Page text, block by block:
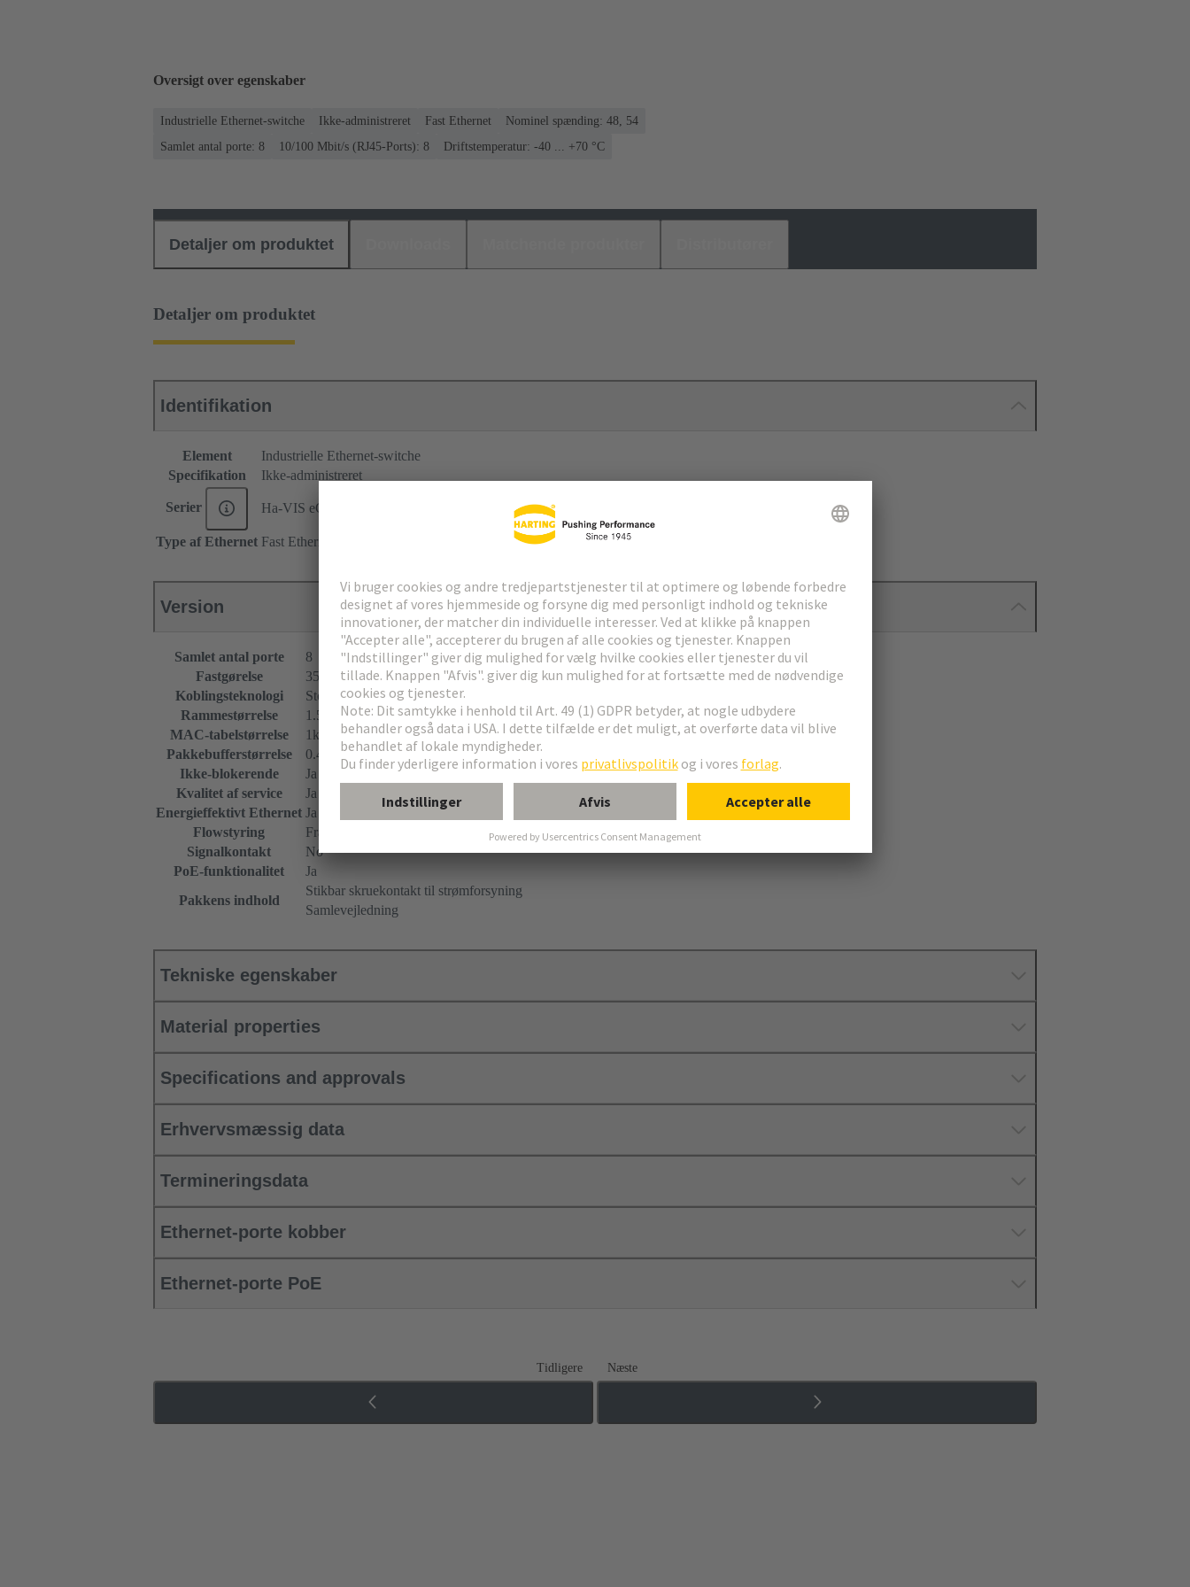
Oversigt over egenskaber
Industrielle Ethernet-switche Ikke-administreret Fast Ethernet
Nominel spænding: 48, 54
Samlet antal porte: 8
10/100 Mbit/s (RJ45-Ports): 8 Driftstemperatur: -40 ... +70 °C
Detaljer om produktet
Detaljer om produktet
Identifikation
Element
Industrielle Ethernet-switche
Specifikation
Ikke-administreret
Serier Ha-VIS eCon 3000
Type af Ethernet Fast Ethernet
Version
Samlet antal porte
8
Fastgørelse
35 mm DIN-skinne i henhold til EN 60715
Koblingsteknologi
Store and Forward
Rammestørrelse
1.522 kB
MAC-tabelstørrelse
1k Indgange
Pakkebufferstørrelse
0.44 Megabit
Ikke-blokerende
Ja
Kvalitet af service
Ja
Energieffektivt Ethernet Ja
Flowstyring
Fra
Signalkontakt
No
PoE-funktionalitet
Ja
Pakkens indhold
Stikbar skruekontakt til strømforsyning
Samlevejledning
Tekniske egenskaber
Material properties
Specifications and approvals
Erhvervsmæssig data
Termineringsdata
Ethernet-porte kobber
Ethernet-porte PoE
Tidligere Næste